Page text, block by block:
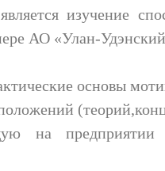
изучение
АО «Улан-
основы
на